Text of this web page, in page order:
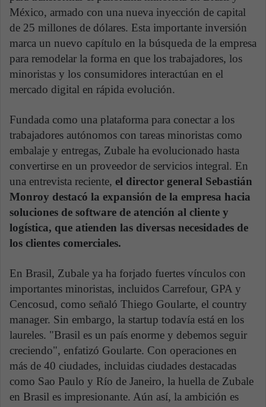
México, armado con una nueva inyección de capital
de 25 millones de dólares. Esta importante inversión
marca un nuevo capítulo en la búsqueda de la empresa
para remodelar la forma en que los trabajadores, los
minoristas y los consumidores interactúan en el
mercado digital en rápida evolución.
Fundada como una plataforma para conectar a los
trabajadores autónomos con tareas minoristas como
embalaje y entregas, Zubale ha evolucionado hasta
convertirse en un proveedor de servicios integral. En
una entrevista reciente, el director general Sebastián
Monroy destacó la expansión de la empresa hacia
soluciones de software de atención al cliente y
logística, que atienden las diversas necesidades de
los clientes comerciales.
En Brasil, Zubale ya ha forjado fuertes vínculos con
importantes minoristas, incluidos Carrefour, GPA y
Cencosud, como señaló Thiego Goularte, el country
manager. Sin embargo, la startup todavía está en los
laureles. "Brasil es un país enorme y debemos seguir
creciendo", enfatizó Goularte. Con operaciones en
más de 40 ciudades, incluidas ciudades destacadas
como Sao Paulo y Río de Janeiro, la huella de Zubale
en Brasil es impresionante. Aún así, la ambición es